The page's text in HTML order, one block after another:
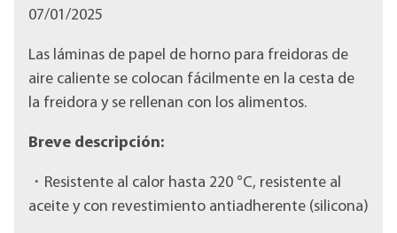
07/01/2025
Las láminas de papel de horno para freidoras de
aire caliente se colocan fácilmente en la cesta de
la freidora y se rellenan con los alimentos.
Breve descripción:
・Resistente al calor hasta 220 °C, resistente al
aceite y con revestimiento antiadherente (silicona)